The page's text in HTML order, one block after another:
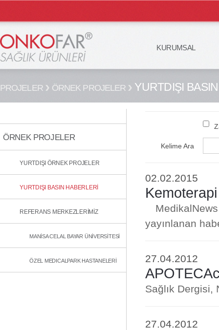
KURUMSAL
PROJELER ÖRNEK PROJELER YURTDIŞI
ÖRNEK PROJELER
YURTDIŞI ÖRNEK PROJELER
YURTDIŞI BASIN HABERLERİ
REFERANS MERKEZLERİMİZ
MANİSA CELAL BAYAR ÜNİVERSİTESİ
ÖZEL MEDICALPARK HASTANELERİ
Kelime Ara
02.02.2015
yayınlanan
27.04.2012
Sağlık
27.04.2012